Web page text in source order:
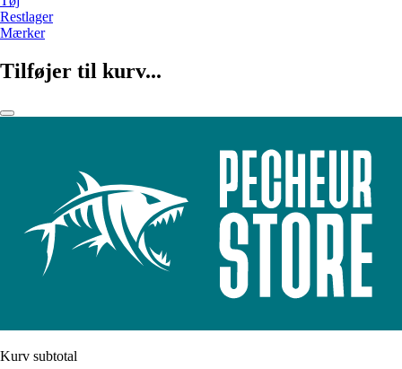
Restlager
Mærker
Tilføjer til kurv...
Kurv subtotal